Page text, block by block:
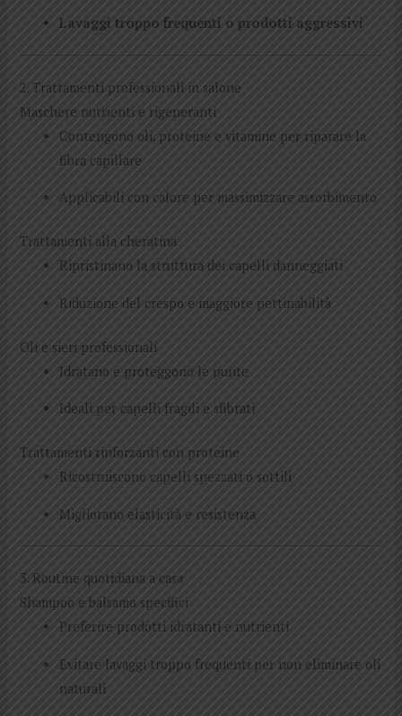
Lavaggi troppo frequenti o prodotti aggressivi
2. Trattamenti professionali in salone
Maschere nutrienti e rigeneranti
Contengono oli, proteine e vitamine per riparare la
fibra capillare
Applicabili con calore per massimizzare assorbimento
Trattamenti alla cheratina
Ripristinano la struttura dei capelli danneggiati
Riduzione del crespo e maggiore pettinabilità
Oli e sieri professionali
Idratano e proteggono le punte
Ideali per capelli fragili e sfibrati
Trattamenti rinforzanti con proteine
Ricostruiscono capelli spezzati o sottili
Migliorano elasticità e resistenza
3. Routine quotidiana a casa
Shampoo e balsamo specifici
Preferire prodotti idratanti e nutrienti
Evitare lavaggi troppo frequenti per non eliminare oli
naturali